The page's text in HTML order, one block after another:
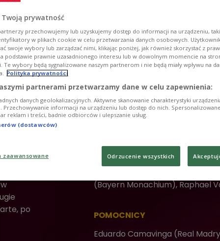
po
Didier Deschamps
BRAMKARZE
Hugo Lloris (Tottenham
Mandanda (Stade Rennes)
Lucas Hernandez (Bayern
(AS Monaco), Ibrahima Konate
Pavard (Bayern Monachium),
(Bayern Monachium), Raphael
POMOCNICY
Eduardo Camavinga (Real
prywatność
przechowujemy lub uzyskujemy dostęp do informacji na urządzeniu,
w plikach cookie w celu przetwarzania danych osobowych.
swoje wybory lub zarządzać nimi, klikając poniżej, jak również skorzystać z
podstawie prawnie uzasadnionego interesu lub w dowolnym momencie na
Te wybory będą sygnalizowane naszym partnerom i nie będą miały wpływu na
Polityka prywatności
partnerami przetwarzamy dane w celu zapewnienia:
danych geolokalizacyjnych. Aktywne skanowanie charakterystyki
Przechowywanie informacji na urządzeniu lub dostęp do nich.
reklam i treści, badnie odbiorców i ulepszanie usług.
(dostawców)
zaawansowane Odrzucenie wszystkich